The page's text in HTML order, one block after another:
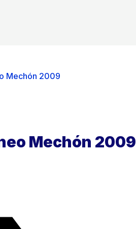
Mechón 2009
Mechón 2009